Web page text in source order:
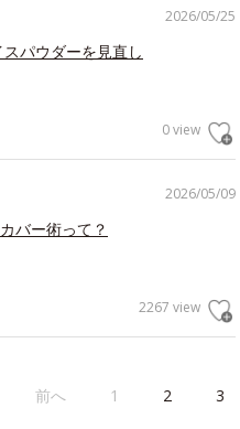
2026/05/25
パウダーを見直し
0 view
2026/05/09
バー術って？
2267 view
前へ 1 2 3